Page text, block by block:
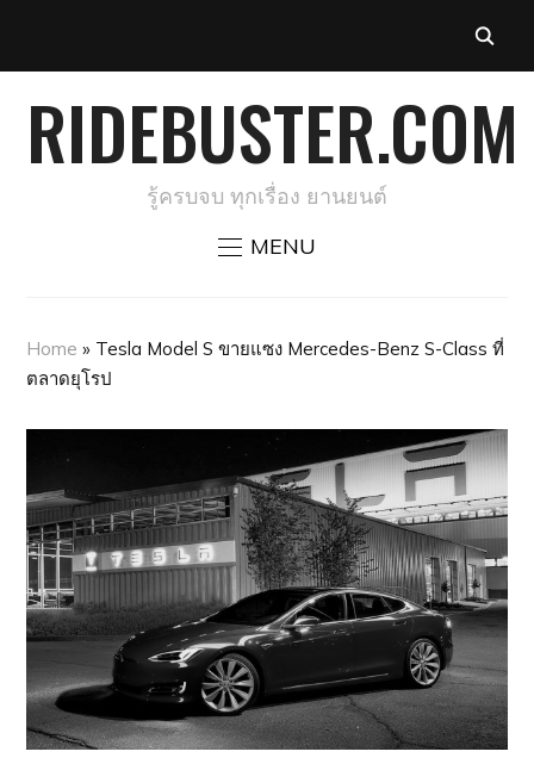
RIDEBUSTER.COM
รู้ครบจบ ทุกเรื่อง ยานยนต์
MENU
Home » Tesla Model S ขายแซง Mercedes-Benz S-Class ที่
ตลาดยุโรป